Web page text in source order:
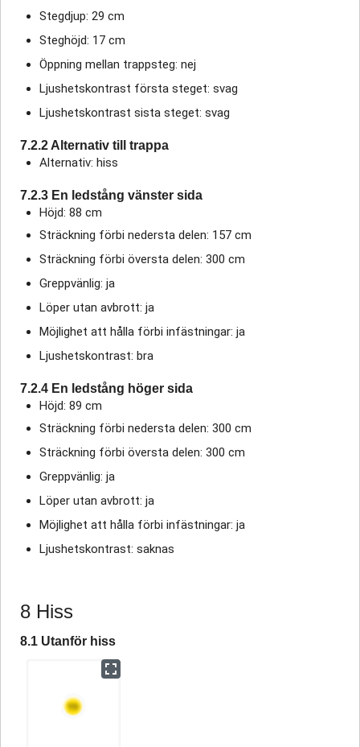
Stegdjup: 29 cm
Steghöjd: 17 cm
Öppning mellan trappsteg: nej
Ljushetskontrast första steget: svag
Ljushetskontrast sista steget: svag
7.2.2 Alternativ till trappa
Alternativ: hiss
7.2.3 En ledstång vänster sida
Höjd: 88 cm
Sträckning förbi nedersta delen: 157 cm
Sträckning förbi översta delen: 300 cm
Greppvänlig: ja
Löper utan avbrott: ja
Möjlighet att hålla förbi infästningar: ja
Ljushetskontrast: bra
7.2.4 En ledstång höger sida
Höjd: 89 cm
Sträckning förbi nedersta delen: 300 cm
Sträckning förbi översta delen: 300 cm
Greppvänlig: ja
Löper utan avbrott: ja
Möjlighet att hålla förbi infästningar: ja
Ljushetskontrast: saknas
8 Hiss
8.1 Utanför hiss